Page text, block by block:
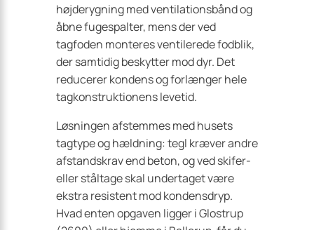
højderygning med ventilationsbånd og
åbne fugespalter, mens der ved
tagfoden monteres ventilerede fodblik,
der samtidig beskytter mod dyr. Det
reducerer kondens og forlænger hele
tagkonstruktionens levetid.
Løsningen afstemmes med husets
tagtype og hældning: tegl kræver andre
afstandskrav end beton, og ved skifer-
eller ståltage skal undertaget være
ekstra resistent mod kondensdryp.
Hvad enten opgaven ligger i Glostrup